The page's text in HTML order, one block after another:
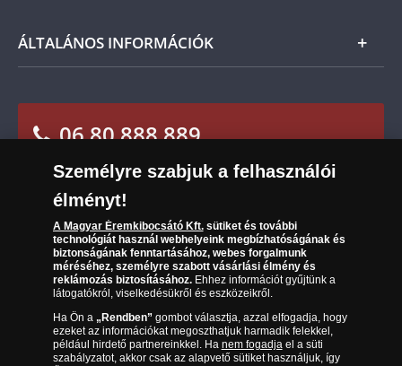
Reklamáció
Tájékoztató kezdők számára
ÁLTALÁNOS INFORMÁCIÓK
Sütik (cookies) használata
Süti (cookies)Beállítások
Társaságunkról
Az érmék és érmek ára és értéke
Gyakran ismételt kérdések
Adatkezelés
06 80 888 889
(díjmentesen hívható hétfőtől csütörtökig 9.00 és
17.00 óra között, péntekenként 9.00 és 15.00 óra
között)
Személyre szabjuk a felhasználói
élményt!
A Magyar Éremkibocsátó Kft.sütiket és további
technológiát használ webhelyeink megbízhatóságának és
biztonságának fenntartásához, webes forgalmunk
méréséhez, személyre szabott vásárlási élmény és
reklámozás biztosításához.Ehhez információt gyűjtünk a
látogatókról, viselkedésükről és eszközeikről.
Ha Ön a „Rendben”gombot választja, azzal elfogadja, hogy
ezeket az információkat megoszthatjuk harmadik felekkel,
például hirdető partnereinkkel. Ha nem fogadjael a süti
szabályzatot, akkor csak az alapvető sütiket használjuk, így